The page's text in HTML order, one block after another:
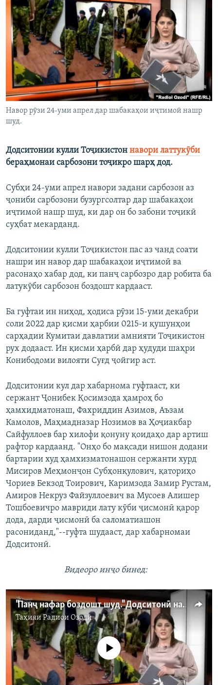
ГУЗОРИШҲОИ РАДИОӢ
Русский
ПАЙГИРӢ КУНЕД
Ҳамаи сомонаҳои RFE/RL
Навор рӯзи 24-уми апрел дар шабакаҳои иҷтимоӣ нашр
шуд.
Додситонии кулли Тоҷикистон навори латтукӯби
бераҳмонаи сарбозони тоҷикро шарҳ дод.
Субҳи 24-уми апрел навори задани сарбозон аз
ҷониби сарбозони бузургсолтар дар шабакаҳои
иҷтимоӣ нашр шуд, ки дар он бо забони тоҷикӣ
суҳбат мекарданд.
Додситонии кулли Тоҷикистон пас аз чанд соати
нашри ин навор дар шабакаҳои иҷтимоӣ ва
расонаҳо хабар дод, ки панҷ сарбозро дар робита ба
латукӯби сарбозон боздошт кардааст.
Ба гуфтаи ин ниҳод, ҳодиса рӯзи 15-уми декабри
соли 2022 дар қисми ҳарбии 0215-и қушунҳои
сарҳадии Кумитаи давлатии амнияти Тоҷикистон
рух додааст. Ин қисми ҳарбӣ дар ҳудуди шаҳри
Конибодоми вилояти Суғд ҷойгир аст.
Додситонии кул дар хабарнома гуфтааст, ки
сержант Ҷонибек Қосимзода ҳамроҳ бо
ҳамхидматонаш, Фахриддин Азимов, Аъзам
Камолов, Маҳмадназар Нозимов ва Ҳоҷиакбар
Сайфуллоев бар хилофи қонуну қоидаҳо дар артиш
рафтор кардаанд. "Онҳо бо мақсади нишон додани
бартарии худ ҳамхизматонашон сержанти хурд
Мисиров Меҳмонҷон Субҳонқулович, қаториҳо
Чориев Бекзод Тоирович, Каримзода Замир Рустам,
Амиров Некруз Файзуллоевич ва Мусоев Алишер
Тошбоевичро мавриди лату кӯби ҷисмонӣ қарор
дода, дарди ҷисмонӣ ба саломатиашон
расониданд,"--гуфта шудааст, дар хабарномаи
Додситонӣ.
Видеоро инҷо бинед:
"Панҷ нафар боздошт шуд." Додситонӣ навори баҳсбарангезро шарҳ дод
ТаҳияиРадиои Озодӣ
Феълан кор намекунад